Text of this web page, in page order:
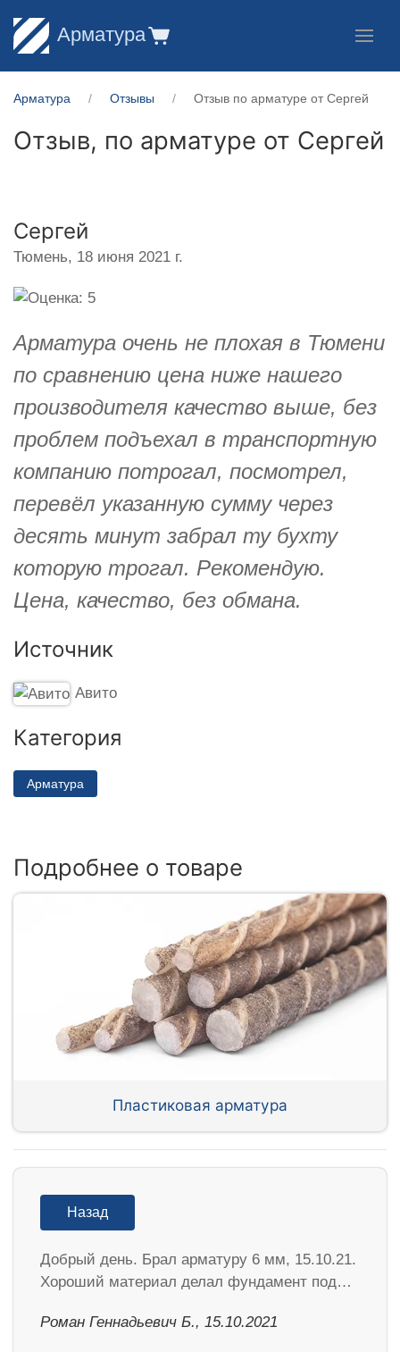
Арматура
Арматура Отзывы Отзыв по арматуре от Сергей
Отзыв, по арматуре от Сергей
Сергей
Тюмень, 18 июня 2021 г.
Арматура очень не плохая в Тюмени
по сравнению цена ниже нашего
производителя качество выше, без
проблем подъехал в транспортную
компанию потрогал, посмотрел,
перевёл указанную сумму через
десять минут забрал ту бухту
которую трогал. Рекомендую.
Цена, качество, без обмана.
Источник
Авито
Категория
Арматура
Подробнее о товаре
Пластиковая арматура
Назад
Добрый день. Брал арматуру 6 мм, 15.10.21.
Хороший материал делал фундамент под…
Роман Геннадьевич Б., 15.10.2021